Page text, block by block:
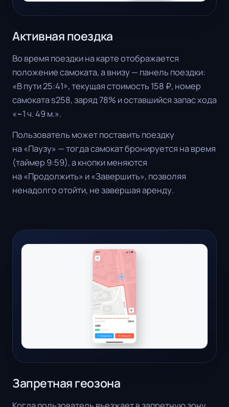
Активная поездка
Во время поездки на карте отображается
положение самоката, а внизу — панель поездки:
«В пути 25:41», текущая стоимость 158 ₽, номер
самоката s258, заряд 78% и оставшийся запас хода
«~1 ч. 49 м.».
Пользователь может поставить поездку
на «Паузу» — тогда самокат бронируется на время
(таймер 9:59), а кнопки меняются
на «Продолжить» и «Завершить», позволяя
ненадолго отойти, не завершая аренду.
Запретная геозона